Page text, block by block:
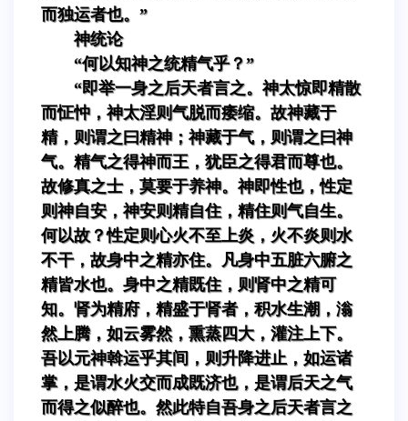
而独运者也。”
神统论
“何以知神之统精气乎？”
“即举一身之后天者言之。神太惊即精散
而怔忡，神太淫则气脱而痿缩。故神藏于
精，则谓之曰精神；神藏于气，则谓之曰神
气。精气之得神而王，犹臣之得君而尊也。
故修真之士，莫要于养神。神即性也，性定
则神自安，神安则精自住，精住则气自生。
何以故？性定则心火不至上炎，火不炎则水
不干，故身中之精亦住。凡身中五脏六腑之
精皆水也。身中之精既住，则肾中之精可
知。肾为精府，精盛于肾者，积水生潮，滃
然上腾，如云雾然，熏蒸四大，灌注上下。
吾以元神斡运乎其间，则升降进止，如运诸
掌，是谓水火交而成既济也，是谓后天之气
而得之似醉也。然此特自吾身之后天者言之